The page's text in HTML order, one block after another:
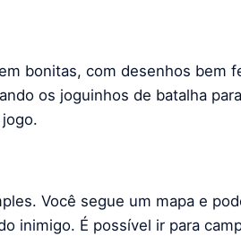
bonitas, com desenhos bem
os joguinhos de batalha
Você segue um mapa e
inimigo. É possível ir para